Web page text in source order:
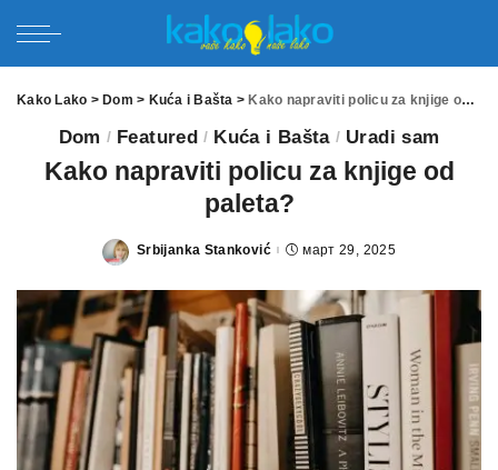
Kako Lako > Dom > Kuća i Bašta > Kako napraviti policu za knjige od paleta?
Dom Featured Kuća i Bašta Uradi sam
Kako napraviti policu za knjige od
paleta?
Posted
Srbijanka Stanković март 29, 2025